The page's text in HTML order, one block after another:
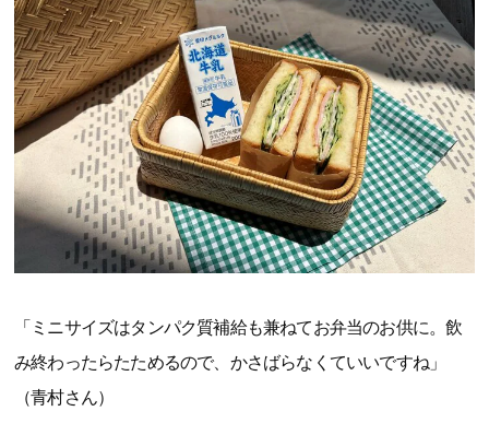
「ミニサイズはタンパク質補給も兼ねてお弁当のお供に。飲
み終わったらたためるので、かさばらなくていいですね」
（青村さん）